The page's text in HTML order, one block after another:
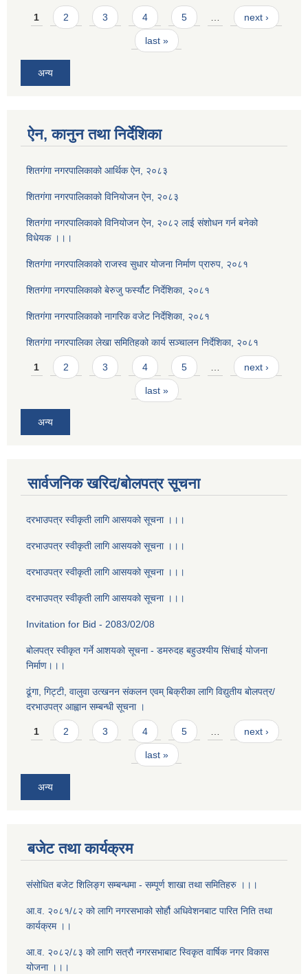
Pages
1 2 3 4 5 … next ›
last »
अन्य
ऐन, कानुन तथा निर्देशिका
शितगंगा नगरपालिकाको आर्थिक ऐन, २०८३
शितगंगा नगरपालिकाको विनियोजन ऐन, २०८३
शितगंगा नगरपालिकाको विनियोजन ऐन, २०८२ लाई संशोधन गर्न बनेको
विधेयक ।।।
शितगंगा नगरपालिकाको राजस्व सुधार योजना निर्माण प्रारुप, २०८१
शितगंगा नगरपालिकाको बेरुजु फर्स्यौट निर्देशिका, २०८१
शितगंगा नगरपालिकाको नागरिक वजेट निर्देशिका, २०८१
शितगंगा नगरपालिका लेखा समितिहको कार्य सञ्चालन निर्देशिका, २०८१
Pages
1 2 3 4 5 next ›
last »
अन्य
सार्वजनिक खरिद/बोलपत्र सूचना
दरभाउपत्र स्वीकृती लागि आसयको सूचना ।।।
दरभाउपत्र स्वीकृती लागि आसयको सूचना ।।।
दरभाउपत्र स्वीकृती लागि आसयको सूचना ।।।
दरभाउपत्र स्वीकृती लागि आसयको सूचना ।।।
Invitation for Bid - 2083/02/08
बोलपत्र स्वीकृत गर्ने आशयको सूचना - डमरुदह बहुउश्यीय सिंचाई योजना
निर्माण।।।
ढूंगा, गिट्टी, वालुवा उत्खनन संकलन एवम् बिक्रीका लागि विद्युतीय बोलपत्र/
दरभाउपत्र आह्वान सम्बन्धी सूचना ।
Pages
1 2 3 4 5 … next ›
last »
अन्य
बजेट तथा कार्यक्रम
संसोधित बजेट शिलिङ्ग सम्बन्धमा - सम्पूर्ण शाखा तथा समितिहरु ।।।
आ.व. २०८१/८२ को लागि नगरसभाको सोर्हौ अधिवेशनबाट पारित निति तथा
कार्यक्रम ।।
आ.व. २०८२/८३ को लागि सत्रौ नगरसभाबाट स्विकृत वार्षिक नगर विकास
योजना ।।।